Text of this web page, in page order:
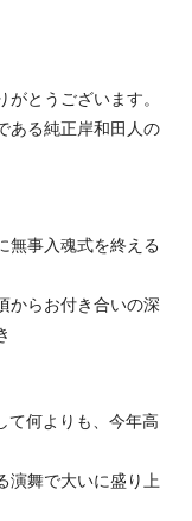
とうございます。
ある純正岸和田人の
無事入魂式を終える
からお付き合いの深
て何よりも、今年高
演舞で大いに盛り上